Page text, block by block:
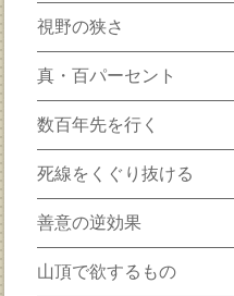
視野の狭さ
真・百パーセント
数百年先を行く
死線をくぐり抜ける
善意の逆効果
山頂で欲するもの